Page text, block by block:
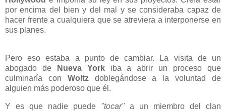
por encima del bien y del mal y se consideraba capaz de
hacer frente a cualquiera que se atreviera a interponerse en
sus planes.
Pero eso estaba a punto de cambiar. La visita de un
abogado de
Nueva Yorkiba a abrir un proceso que
culminaría con Woltz doblegándose a la voluntad de
alguien más poderoso que él.
Y es que nadie puede "tocar" a un miembro del clan